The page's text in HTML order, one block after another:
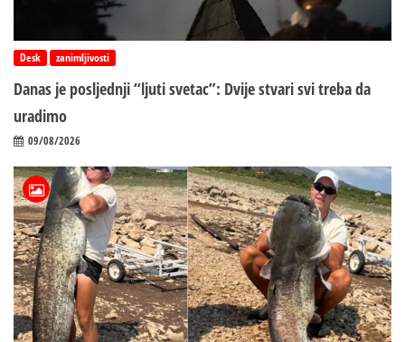
Desk zanimljivosti
Danas je posljednji “ljuti svetac”: Dvije stvari svi treba da
uradimo
09/08/2026